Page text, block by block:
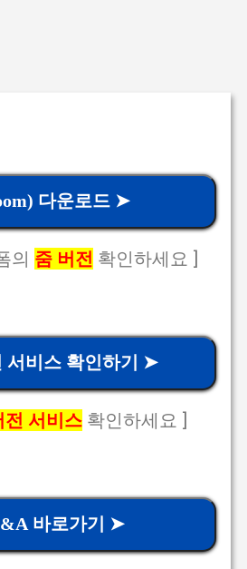
다운로드 ➤
의 줌 버전 확인하세요 ]
서비스 확인하기 ➤
전 서비스확인하세요 ]
바로가기 ➤